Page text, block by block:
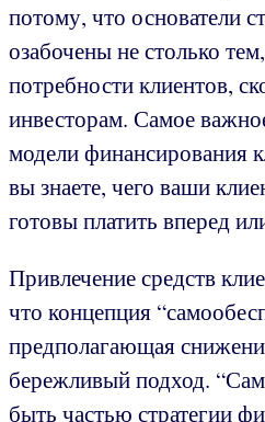
потому, что основатели
озабочены не столько
потребности клиентов,
инвесторам. Самое
модели финансирования
вы знаете, чего ваши
готовы платить вперед
Привлечение средств
что концепция
предполагающая
бережливый подход.
быть частью стратегии